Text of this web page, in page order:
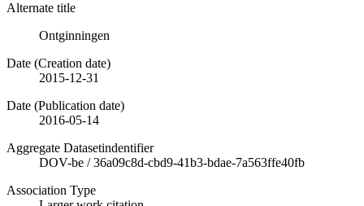
Alternate title
Ontginningen
Date (Creation date)
2015-12-31
Date (Publication date)
2016-05-14
Aggregate Datasetindentifier
DOV-be /36a09c8d-cbd9-41b3-bdae-7a563ffe40fb
Association Type